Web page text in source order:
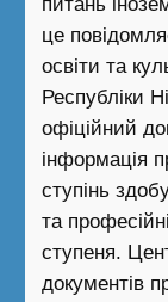
це
освіти та
Республіки
офіційний
інформація
ступінь
та
ступеня.
документів